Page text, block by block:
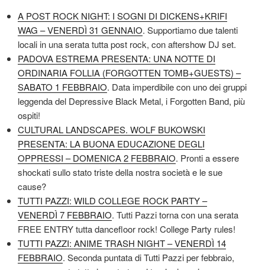
A POST ROCK NIGHT: I SOGNI DI DICKENS+KRIFI
WAG – VENERDÌ 31 GENNAIO. Supportiamo due talenti
locali in una serata tutta post rock, con aftershow DJ set.
PADOVA ESTREMA PRESENTA: UNA NOTTE DI
ORDINARIA FOLLIA (FORGOTTEN TOMB+GUESTS) –
SABATO 1 FEBBRAIO. Data imperdibile con uno dei gruppi
leggenda del Depressive Black Metal, i Forgotten Band, più
ospiti!
CULTURAL LANDSCAPES. WOLF BUKOWSKI
PRESENTA: LA BUONA EDUCAZIONE DEGLI
OPPRESSI – DOMENICA 2 FEBBRAIO. Pronti a essere
shockati sullo stato triste della nostra società e le sue
cause?
TUTTI PAZZI: WILD COLLEGE ROCK PARTY –
VENERDÌ 7 FEBBRAIO. Tutti Pazzi torna con una serata
FREE ENTRY tutta dancefloor rock! College Party rules!
TUTTI PAZZI: ANIME TRASH NIGHT – VENERDÌ 14
FEBBRAIO. Seconda puntata di Tutti Pazzi per febbraio,